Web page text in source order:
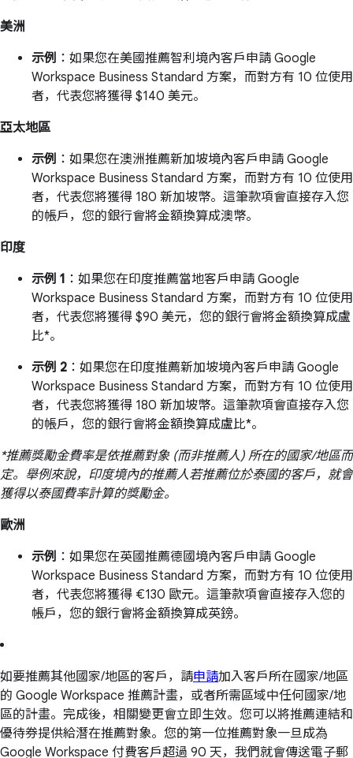
美洲
示例 ：如果您在美國推薦智利境內客戶申請 Google
Workspace Business Standard 方案，而對方有 10 位使用
者，代表您將獲得 $140 美元。
亞太地區
示例 ：如果您在澳洲推薦新加坡境內客戶申請 Google
Workspace Business Standard 方案，而對方有 10 位使用
者，代表您將獲得 180 新加坡幣。這筆款項會直接存入您
的帳戶，您的銀行會將金額換算成澳幣。
印度
示例 1 ：如果您在印度推薦當地客戶申請 Google
Workspace Business Standard 方案，而對方有 10 位使用
者，代表您將獲得 $90 美元，您的銀行會將金額換算成盧
比*。
示例 2 ：如果您在印度推薦新加坡境內客戶申請 Google
Workspace Business Standard 方案，而對方有 10 位使用
者，代表您將獲得 180 新加坡幣。這筆款項會直接存入您
的帳戶，您的銀行會將金額換算成盧比*。
*推薦獎勵金費率是依推薦對象 (而非推薦人) 所在的國家/地區而
定。舉例來說，印度境內的推薦人若推薦位於泰國的客戶，就會
獲得以泰國費率計算的獎勵金。
歐洲
示例 ：如果您在英國推薦德國境內客戶申請 Google
Workspace Business Standard 方案，而對方有 10 位使用
者，代表您將獲得 €130 歐元。這筆款項會直接存入您的
帳戶，您的銀行會將金額換算成英鎊。
如要推薦其他國家/地區的客戶，請申請加入客戶所在國家/地區
的 Google Workspace 推薦計畫，或者所需區域中任何國家/地
區的計畫。完成後，相關變更會立即生效。您可以將推薦連結和
優待券提供給潛在推薦對象。您的第一位推薦對象一旦成為
Google Workspace 付費客戶超過 90 天，我們就會傳送電子郵